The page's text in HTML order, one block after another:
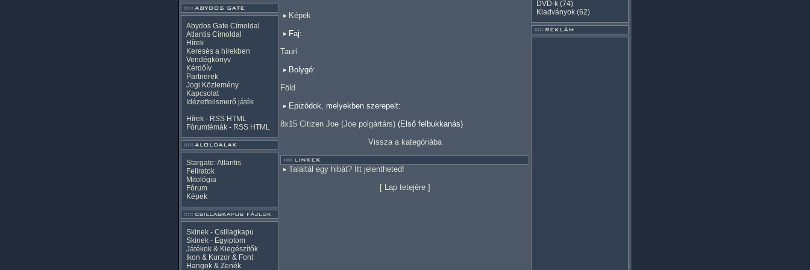
Abydos Gate Címoldal
Atlantis Címoldal
Hírek
Keresés a hírekben
Vendégkönyv
Kérdőív
Partnerek
Jogi Közlemény
Kapcsolat
Idézetfelismerő játék
Hírek - RSS HTML
Fórumtémák - RSS HTML
Stargate: Atlantis
Feliratok
Mitológia
Fórum
Képek
Skinek - Csillagkapu
Skinek - Egyiptom
Játékok & Kiegészítők
Ikon & Kurzor & Font
Hangok & Zenék
Képek
Faj:
Tauri
Bolygó:
Föld
Epizódok, melyekben szerepelt:
8x15 Citizen Joe (Joe polgártárs) (Első felbukkanás)
Vissza a kategóriába
Találtál egy hibát? Itt jelentheted!
[ Lap tetejére]
DVD-k (74)
Kiadványok (62)